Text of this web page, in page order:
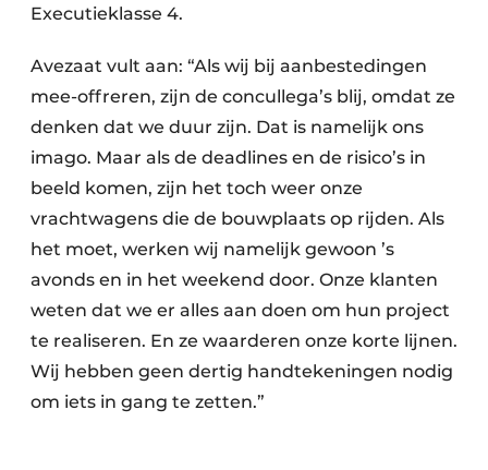
Executieklasse 4.
Avezaat vult aan: “Als wij bij aanbestedingen
mee-offreren, zijn de concullega’s blij, omdat ze
denken dat we duur zijn. Dat is namelijk ons
imago. Maar als de deadlines en de risico’s in
beeld komen, zijn het toch weer onze
vrachtwagens die de bouwplaats op rijden. Als
het moet, werken wij namelijk gewoon ’s
avonds en in het weekend door. Onze klanten
weten dat we er alles aan doen om hun project
te realiseren. En ze waarderen onze korte lijnen.
Wij hebben geen dertig handtekeningen nodig
om iets in gang te zetten.”